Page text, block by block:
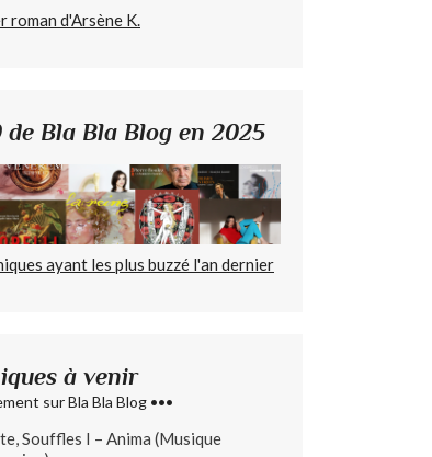
roman d'Arsène K.
de Bla Bla Blog en 2025
ayant les plus buzzé l'an dernier
à venir
sur Bla Bla Blog •••
Souffles I – Anima (Musique